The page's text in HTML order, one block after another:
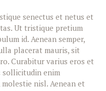
senectus et netus et
Ut tristique pretium
id. Aenean semper,
placerat mauris, sit
Curabitur varius eros et
sollicitudin enim
nisl. Aenean et